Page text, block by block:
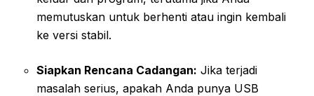
memutuskan untuk berhenti atau ingin kembali
ke versi stabil.
Siapkan Rencana Cadangan: Jika terjadi
masalah serius, apakah Anda punya USB